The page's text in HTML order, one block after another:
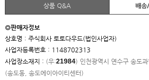
상품 Q&A 배송
◎판매자정보
상호명 : 주식회사 토토다우드(법인사업자)
사업자등록번호 : 1148702313
사업장소재지 : (우:21984) 인천광역시 연수구 송도
(송도동, 송도에이아이 티센터)